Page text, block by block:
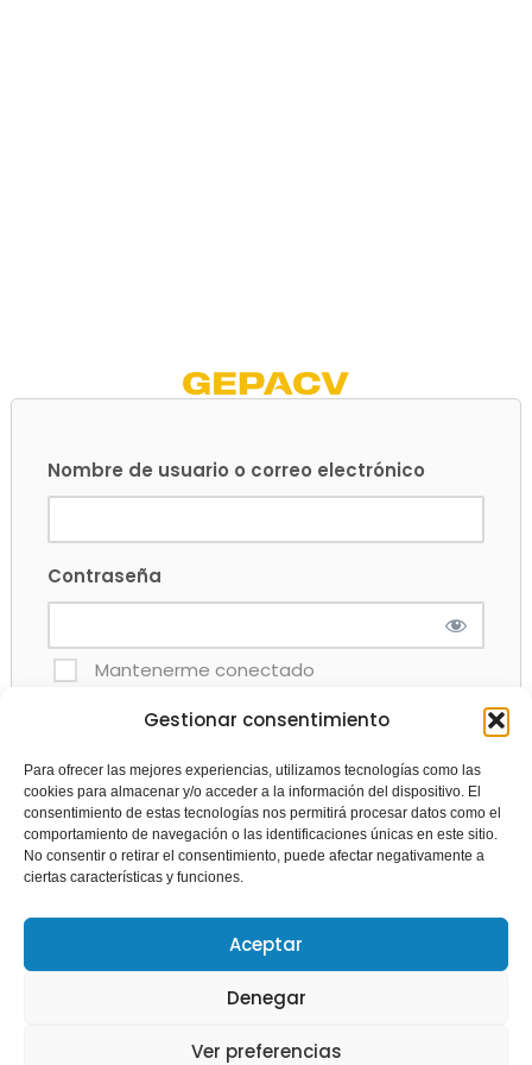
Gestionar consentimiento
Para ofrecer las mejores experiencias, utilizamos tecnologías como las
cookies para almacenar y/o acceder a la información del dispositivo. El
consentimiento de estas tecnologías nos permitirá procesar datos como el
comportamiento de navegación o las identificaciones únicas en este sitio.
No consentir o retirar el consentimiento, puede afectar negativamente a
ciertas características y funciones.
Aceptar
Denegar
Ver preferencias
Nombre de usuario o correo electrónico
Contraseña
Mantenerme conectado
¿Perdiste tu contraseña?